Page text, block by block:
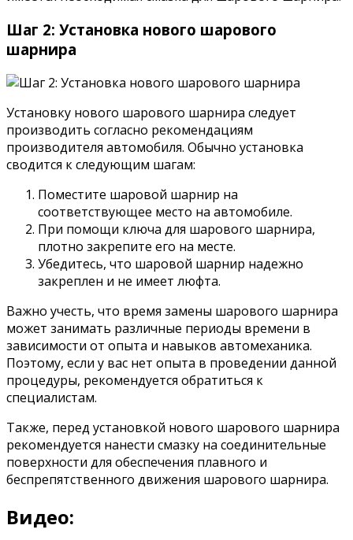
Шаг 2: Установка нового шарового
шарнира
Установку нового шарового шарнира следует
производить согласно рекомендациям
производителя автомобиля. Обычно установка
сводится к следующим шагам:
Поместите шаровой шарнир на
соответствующее место на автомобиле.
При помощи ключа для шарового шарнира,
плотно закрепите его на месте.
Убедитесь, что шаровой шарнир надежно
закреплен и не имеет люфта.
Важно учесть, что время замены шарового шарнира
может занимать различные периоды времени в
зависимости от опыта и навыков автомеханика.
Поэтому, если у вас нет опыта в проведении данной
процедуры, рекомендуется обратиться к
специалистам.
Также, перед установкой нового шарового шарнира
рекомендуется нанести смазку на соединительные
поверхности для обеспечения плавного и
беспрепятственного движения шарового шарнира.
Видео: